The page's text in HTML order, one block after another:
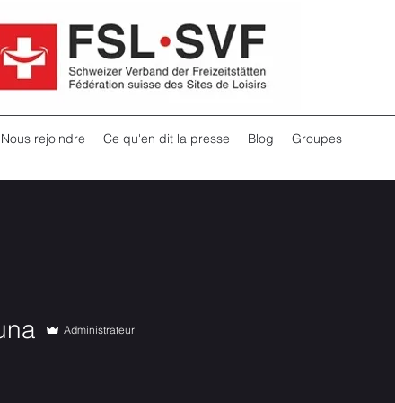
Nous rejoindre Ce qu'en dit la presse Blog Groupes
Administrateur